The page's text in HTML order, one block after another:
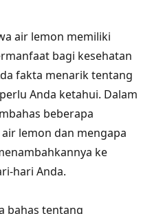
air lemon memiliki
bagi kesehatan
fakta menarik tentang
Anda ketahui. Dalam
beberapa
lemon dan mengapa
ke
hari Anda.
bahas tentang